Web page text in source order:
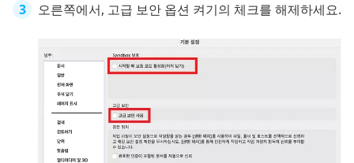
오른쪽에서, 고급 보안 옵션 켜기의 체크를 해제하세요.